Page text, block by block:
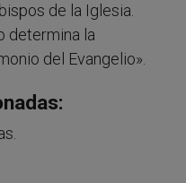
de la Iglesia.
determina la
del Evangelio».